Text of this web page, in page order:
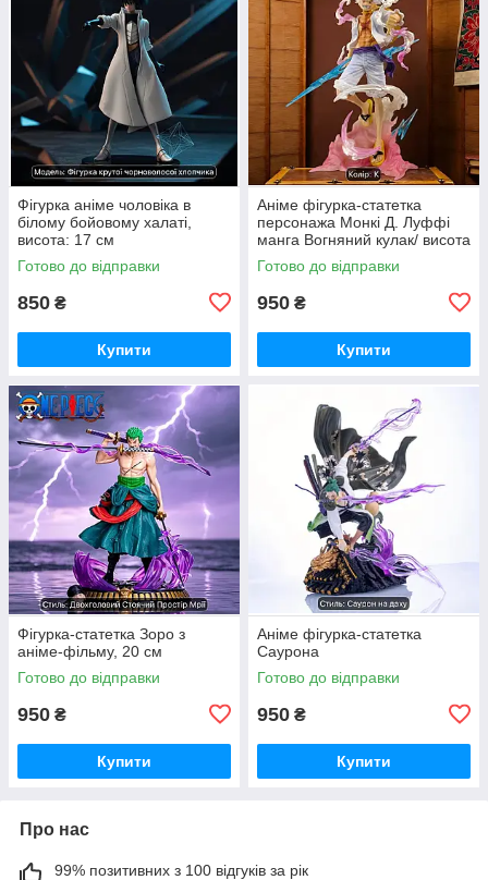
Фігурка аніме чоловіка в
білому бойовому халаті,
висота: 17 см
Готово до відправки
850 ₴
Купити
Аніме фігурка-статетка
персонажа Монкі Д. Луффі
манга Вогняний кулак/ висота
26 см
Готово до відправки
950 ₴
Купити
Фігурка-статетка Зоро з
аніме-фільму, 20 см
Готово до відправки
950 ₴
Купити
Аніме фігурка-статетка
Саурона
Готово до відправки
950 ₴
Купити
Про нас
99% позитивних з 100 відгуків за рік